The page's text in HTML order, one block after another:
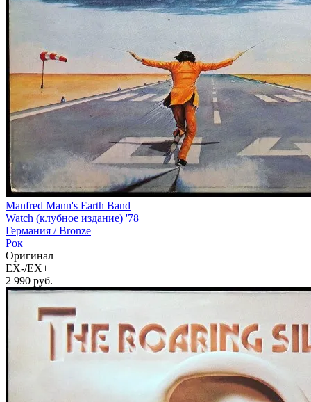
Manfred Mann's Earth Band
Watch (клубное издание) '78
Германия /Bronze
Рок
Оригинал
EX-/EX+
2 990 руб.